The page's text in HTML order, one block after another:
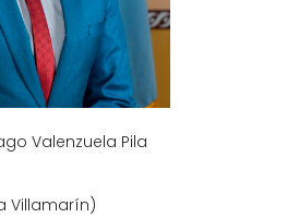
Valenzuela Pila
Villamarín)